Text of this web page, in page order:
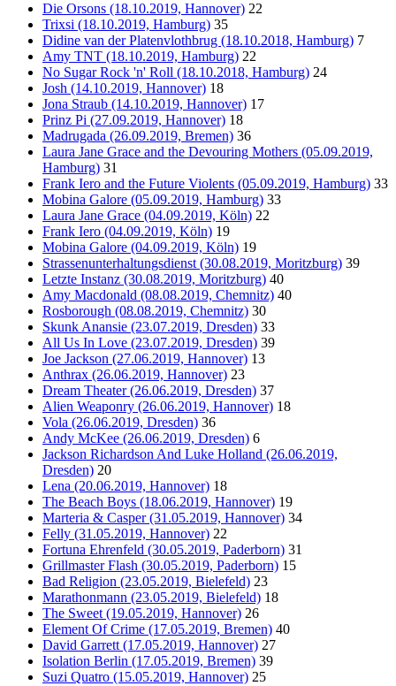
Die Orsons (18.10.2019, Hannover) 22
Trixsi (18.10.2019, Hamburg) 35
Didine van der Platenvlothbrug (18.10.2018, Hamburg) 7
Amy TNT (18.10.2019, Hamburg) 22
No Sugar Rock 'n' Roll (18.10.2018, Hamburg) 24
Josh (14.10.2019, Hannover) 18
Jona Straub (14.10.2019, Hannover) 17
Prinz Pi (27.09.2019, Hannover) 18
Madrugada (26.09.2019, Bremen) 36
Laura Jane Grace and the Devouring Mothers (05.09.2019,
Hamburg) 31
Frank Iero and the Future Violents (05.09.2019, Hamburg) 33
Mobina Galore (05.09.2019, Hamburg) 33
Laura Jane Grace (04.09.2019, Köln) 22
Frank Iero (04.09.2019, Köln) 19
Mobina Galore (04.09.2019, Köln) 19
Strassenunterhaltungsdienst (30.08.2019, Moritzburg) 39
Letzte Instanz (30.08.2019, Moritzburg) 40
Amy Macdonald (08.08.2019, Chemnitz) 40
Rosborough (08.08.2019, Chemnitz) 30
Skunk Anansie (23.07.2019, Dresden) 33
All Us In Love (23.07.2019, Dresden) 39
Joe Jackson (27.06.2019, Hannover) 13
Anthrax (26.06.2019, Hannover) 23
Dream Theater (26.06.2019, Dresden) 37
Alien Weaponry (26.06.2019, Hannover) 18
Vola (26.06.2019, Dresden) 36
Andy McKee (26.06.2019, Dresden) 6
Jackson Richardson And Luke Holland (26.06.2019,
Dresden) 20
Lena (20.06.2019, Hannover) 18
The Beach Boys (18.06.2019, Hannover) 19
Marteria & Casper (31.05.2019, Hannover) 34
Felly (31.05.2019, Hannover) 22
Fortuna Ehrenfeld (30.05.2019, Paderborn) 31
Grillmaster Flash (30.05.2019, Paderborn) 15
Bad Religion (23.05.2019, Bielefeld) 23
Marathonmann (23.05.2019, Bielefeld) 18
The Sweet (19.05.2019, Hannover) 26
Element Of Crime (17.05.2019, Bremen) 40
David Garrett (17.05.2019, Hannover) 27
Isolation Berlin (17.05.2019, Bremen) 39
Suzi Quatro (15.05.2019, Hannover) 25